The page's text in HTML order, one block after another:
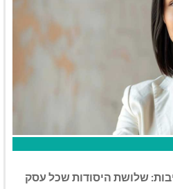
שלושת היסודות שכל עסק